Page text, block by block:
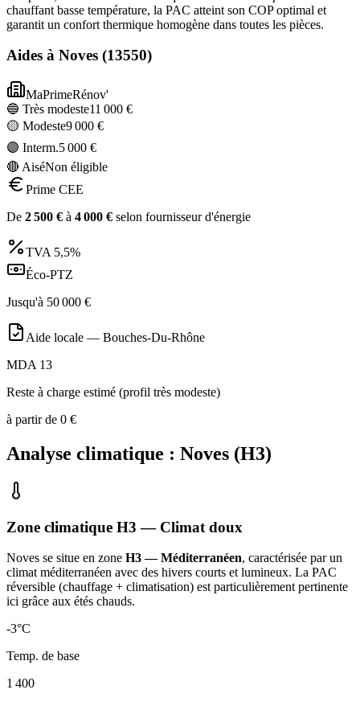
chauffant basse température, la PAC atteint son COP optimal et
garantit un confort thermique homogène dans toutes les pièces.
Aides à Noves (13550)
MaPrimeRénov'
🔵 Très modeste11 000 €
🟡 Modeste9 000 €
🟣 Interm.5 000 €
🔴 AiséNon éligible
Prime CEE
De 2 500 € à 4 000 € selon fournisseur d'énergie
TVA 5,5%
Éco-PTZ
Jusqu'à 50 000 €
Aide locale — Bouches-Du-Rhône
MDA 13
Reste à charge estimé (profil très modeste)
à partir de 0 €
Analyse climatique : Noves (H3)
Zone climatique H3 — Climat doux
Noves se situe en zone H3 — Méditerranéen, caractérisée par un
climat méditerranéen avec des hivers courts et lumineux. La PAC
réversible (chauffage + climatisation) est particulièrement pertinente
ici grâce aux étés chauds.
-3°C
Temp. de base
1 400